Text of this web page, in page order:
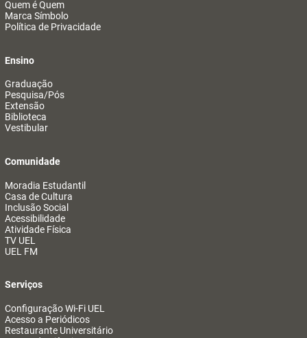
Quem é Quem
Marca Símbolo
Política de Privacidade
Ensino
Graduação
Pesquisa/Pós
Extensão
Biblioteca
Vestibular
Comunidade
Moradia Estudantil
Casa de Cultura
Inclusão Social
Acessibilidade
Atividade Física
TV UEL
UEL FM
Serviços
Configuração Wi-Fi UEL
Acesso a Periódicos
Restaurante Universitário